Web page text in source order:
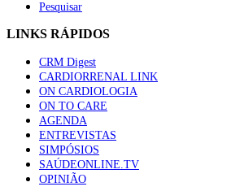
Quase quatro em cada dez
86 visualizações
Trodelvy aprovado para
mama triplo negativo metastático
elegíveis para inibidores PD-(L)1
61 visualizações
MAIS NOTÍCIAS
Pesquisar
LINKS RÁPIDOS
CRM Digest
CARDIORRENAL LINK
ON CARDIOLOGIA
ON TO CARE
AGENDA
ENTREVISTAS
SIMPÓSIOS
SAÚDEONLINE.TV
OPINIÃO